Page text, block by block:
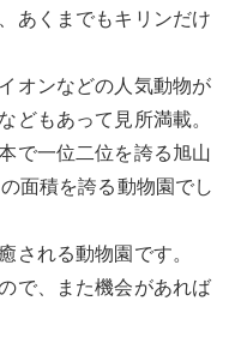
あくまでもキリンだけ
オンなどの人気動物が
どもあって見所満載。
で一位二位を誇る旭山
面積を誇る動物園でし
される動物園です。
で、また機会があれば